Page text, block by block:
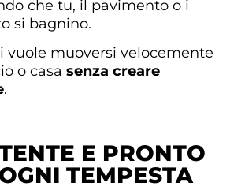
che tu, il pavimento o i
si bagnino.
vuole muoversi velocemente
o casa senza creare
.
E PRONTO
TEMPESTA